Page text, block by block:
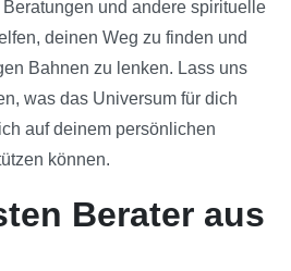
und andere spirituelle
deinen Weg zu finden und
Bahnen zu lenken. Lass uns
was das Universum für dich
auf deinem persönlichen
können.
Berater aus